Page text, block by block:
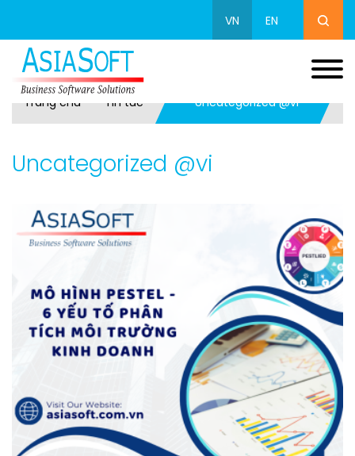
VN EN
Trang chủ Tin tức Uncategorized @vi
Uncategorized @vi